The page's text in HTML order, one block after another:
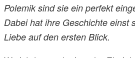
Polemik sind sie ein perfekt
Dabei hat ihre Geschichte einst
Liebe auf den ersten Blick.